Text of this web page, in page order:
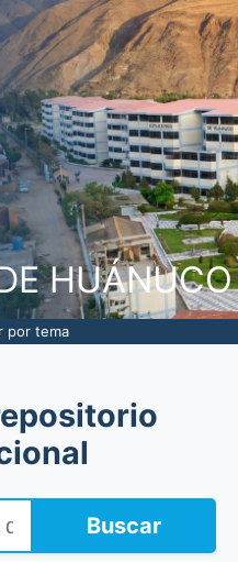
HUÁNUCO
de hecho"
por tema
Buscar